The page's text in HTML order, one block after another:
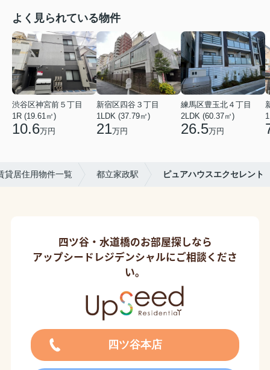
よく見られている物件
渋谷区神宮前５丁目
1R (19.61㎡)
10.6万円
新宿区四谷３丁目
1LDK (37.79㎡)
21万円
練馬区豊玉北４丁目
2LDK (60.37㎡)
26.5万円
貸居住用物件一覧 都立家政駅 ピュアハウスエクセレント
四ツ谷・水道橋のお部屋探しなら
アップシードレジデンシャルにご相談くださ
い。
四ツ谷本店